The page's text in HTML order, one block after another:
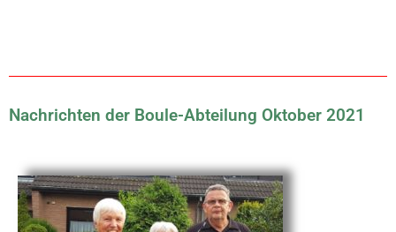
Nachrichten der Boule-Abteilung Oktober 2021